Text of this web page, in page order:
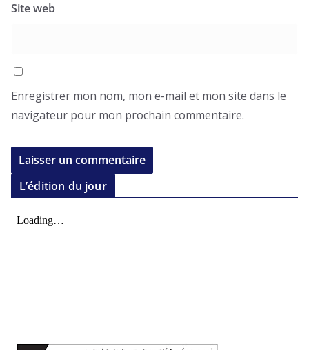
Site web
Enregistrer mon nom, mon e-mail et mon site dans le
navigateur pour mon prochain commentaire.
L’édition du jour